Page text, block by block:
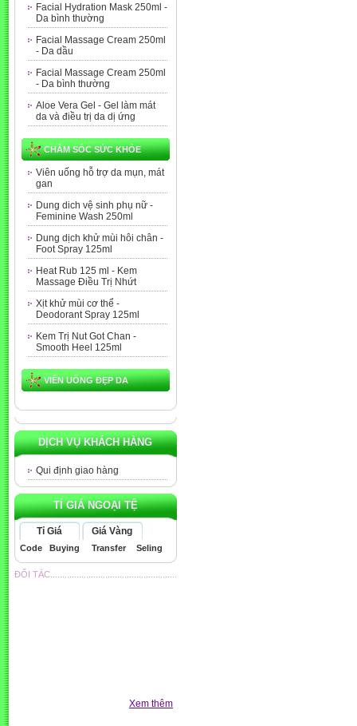
Facial Hydration Mask 250ml -
Da bình thường
Facial Massage Cream 250ml
- Da dầu
Facial Massage Cream 250ml
- Da bình thường
Aloe Vera Gel - Gel làm mát
da và điều trị da dị ứng
CHĂM SÓC SỨC KHỎE
Viên uống hỗ trợ da mụn, mát
gan
Dung dich vệ sinh phụ nữ -
Feminine Wash 250ml
Dung dịch khử mùi hôi chân -
Foot Spray 125ml
Heat Rub 125 ml - Kem
Massage Điều Trị Nhứt
Xịt khử mùi cơ thể -
Deodorant Spray 125ml
Kem Trị Nut Got Chan -
Smooth Heel 125ml
VIÊN UỐNG ĐẸP DA
DỊCH VỤ KHÁCH HÀNG
Qui định giao hàng
TỈ GIÁ NGOẠI TỆ
Tỉ Giá Giá Vàng
Code Buying Transfer Seling
ĐỐI TÁC.....................................................
Xem thêm